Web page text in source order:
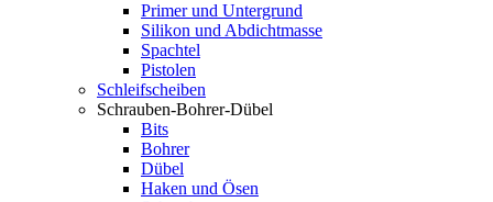
Primer und Untergrund
Silikon und Abdichtmasse
Spachtel
Pistolen
Schleifscheiben
Schrauben-Bohrer-Dübel
Bits
Bohrer
Dübel
Haken und Ösen